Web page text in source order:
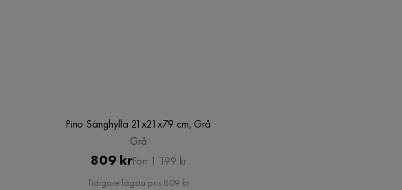
Pino Sänghylla 21x21x79 cm, Grå
Grå
Pris
809 kr Original
Pris
Förr 1 199 kr
Tidigare lägsta pris 809 kr